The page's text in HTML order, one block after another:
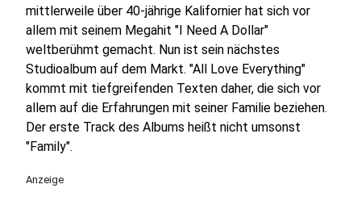
mittlerweile über 40-jährige Kalifornier hat sich vor
allem mit seinem Megahit "I Need A Dollar"
weltberühmt gemacht. Nun ist sein nächstes
Studioalbum auf dem Markt. "All Love Everything"
kommt mit tiefgreifenden Texten daher, die sich vor
allem auf die Erfahrungen mit seiner Familie beziehen.
Der erste Track des Albums heißt nicht umsonst
"Family".
Anzeige